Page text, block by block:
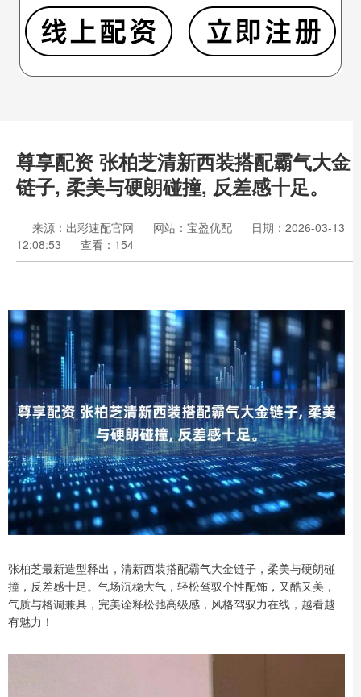
尊享配资 张柏芝清新西装搭配霸气大金
链子, 柔美与硬朗碰撞, 反差感十足。
来源：出彩速配官网 网站：宝盈优配
日期：2026-03-13
12:08:53
查看：154
张柏芝最新造型释出，清新西装搭配霸气大金链子，柔美与硬朗碰
撞，反差感十足。气场沉稳大气，轻松驾驭个性配饰，又酷又美，
气质与格调兼具，完美诠释松弛高级感，风格驾驭力在线，越看越
有魅力！